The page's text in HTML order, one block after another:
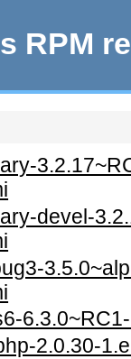
RPM
devel-
2.0.30-